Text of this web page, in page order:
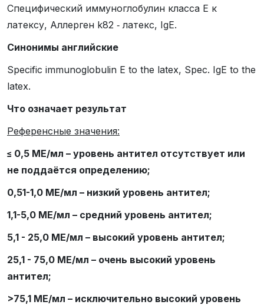
Специфический иммуноглобулин класса Е к
латексу, Аллерген k82 ‑ латекс, IgE.
Синонимы английские
Specific immunoglobulin E to the latex, Spec. IgE to the
latex.
Что означает результат
Референсные значения:
≤ 0,5 МЕ/мл – уровень антител отсутствует или
не поддаётся определению;
0,51-1,0 МЕ/мл – низкий уровень антител;
1,1-5,0 МЕ/мл – средний уровень антител;
5,1 - 25,0 МЕ/мл – высокий уровень антител;
25,1 - 75,0 МЕ/мл – очень высокий уровень
антител;
>75,1 МЕ/мл – исключительно высокий уровень